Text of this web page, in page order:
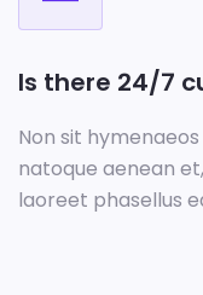
Is there 24/7
Non sit
natoque aenean
laoreet phasellus